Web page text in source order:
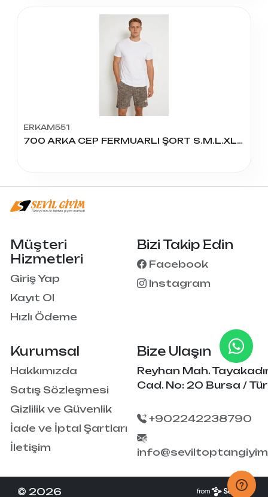
ERKAM551
700 ARKA CEP FERMUARLI ŞORT S.M.L.XL.XXL
Kurumsal
Hakkımızda
Satış Sözleşmesi
Gizlilik ve Güvenlik
İade ve İptal Şartları
İletişim
Müşteri
Hizmetleri
Giriş Yap
Kayıt Ol
Hızlı Ödeme
Bizi Takip Edin
Facebook
Instagram
Bize Ulaşın
Reyhan Mah.
Cad. No: 20 Bursa /
+902242238790
© 2026